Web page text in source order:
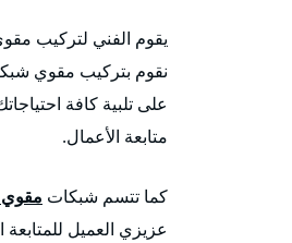
يقوم الفني لتركيب
نقوم بتركيب مقوي
على تلبية كافة
متابعة الأعمال.
كما تتسم شبكات
عزيزي العميل